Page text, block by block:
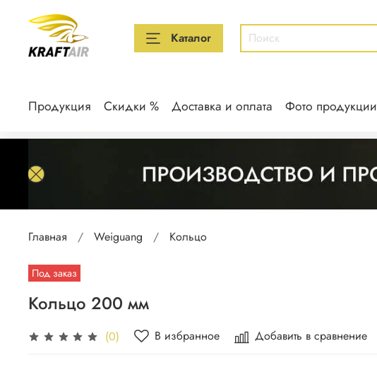
Каталог
Продукция Скидки % Доставка и оплата Фото продукции
Главная Weiguang Кольцо
Под заказ
Кольцо 200 мм
(0) В избранное Добавить в сравнение